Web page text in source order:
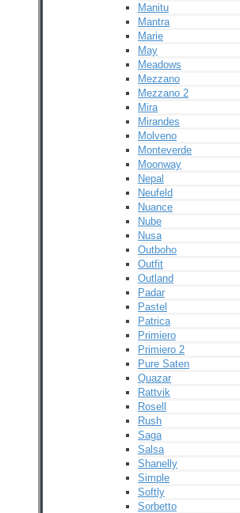
Manitu
Mantra
Marie
May
Meadows
Mezzano
Mezzano 2
Mira
Mirandes
Molveno
Monteverde
Moonway
Nepal
Neufeld
Nuance
Nube
Nusa
Outboho
Outfit
Outland
Padar
Pastel
Patrica
Primiero
Primiero 2
Pure Saten
Quazar
Rattvik
Rosell
Rush
Saga
Salsa
Shanelly
Simple
Softly
Sorbetto